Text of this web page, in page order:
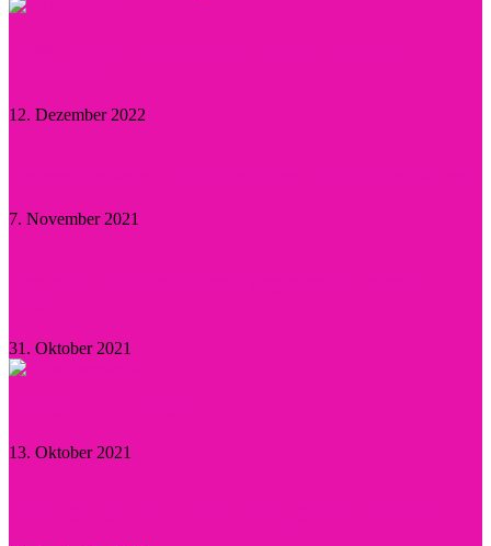
12. Dezember 2022
7. November 2021
31. Oktober 2021
13. Oktober 2021